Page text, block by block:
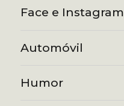
Face e Instagram
Automóvil
Humor